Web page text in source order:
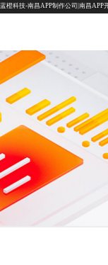
蓝橙科技-南昌APP制作公司|南昌